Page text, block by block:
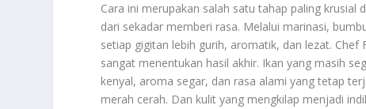
Cara ini merupakan salah satu tahap paling
dari sekadar memberi rasa. Melalui marinasi,
setiap gigitan lebih gurih, aromatik, dan lezat.
sangat menentukan hasil akhir. Ikan yang masih
kenyal, aroma segar, dan rasa alami yang tetap
merah cerah. Dan kulit yang mengkilap menjadi